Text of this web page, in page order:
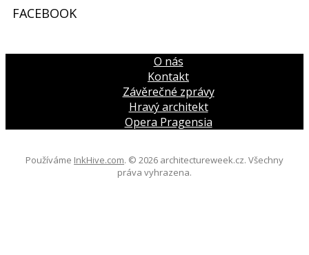
FACEBOOK
O nás
Kontakt
Závěrečné zprávy
Hravý architekt
Opera Pragensia
Používáme InkHive.com. © 2026 architectureweek.cz. Všechny
práva vyhrazena.